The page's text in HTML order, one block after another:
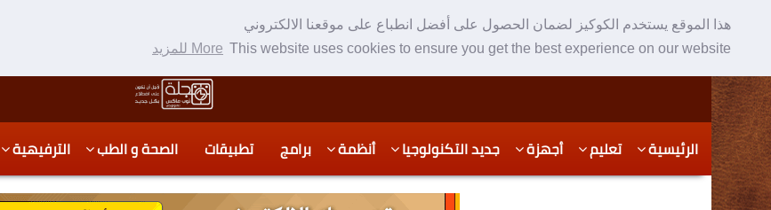
هذا الموقع يستخدم الكوكيز لضمان الحصول على أفضل انطباع على موقعنا الالكتروني
This website uses cookies to ensure you get the best experience on our website More للمزيد
Skip
to
content
Skip
to
secondary
content
الرئيسية تعليم أجهزة جديد التكنولوجيا أنظمة برامج تطبيقات الصحة و الطب الترفيهية